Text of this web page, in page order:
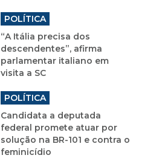
POLÍTICA
“A Itália precisa dos
descendentes”, afirma
parlamentar italiano em
visita a SC
POLÍTICA
Candidata a deputada
federal promete atuar por
solução na BR-101 e contra o
feminicídio